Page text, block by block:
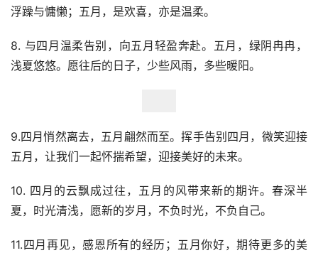
浮躁与慵懒；五月，是欢喜，亦是温柔。
8. 与四月温柔告别，向五月轻盈奔赴。五月，绿阴冉冉，
浅夏悠悠。愿往后的日子，少些风雨，多些暖阳。
9.四月悄然离去，五月翩然而至。挥手告别四月，微笑迎接
五月，让我们一起怀揣希望，迎接美好的未来。
10. 四月的云飘成过往，五月的风带来新的期许。春深半
夏，时光清浅，愿新的岁月，不负时光，不负自己。
11.四月再见，感恩所有的经历；五月你好，期待更多的美